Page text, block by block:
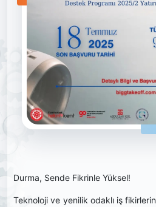
Durma, Sende Fikrinle Yüksel!
Teknoloji ve yenilik odaklı iş